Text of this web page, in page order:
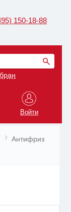
150-18-88
Войти
Антифриз